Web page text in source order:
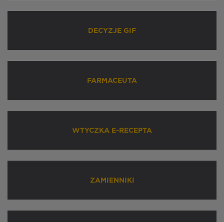
DECYZJE GIF
FARMACEUTA
WTYCZKA E-RECEPTA
ZAMIENNIKI